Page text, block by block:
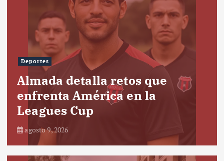
Deportes
Almada detalla retos que
enfrenta América en la
Leagues Cup
agosto 9, 2026